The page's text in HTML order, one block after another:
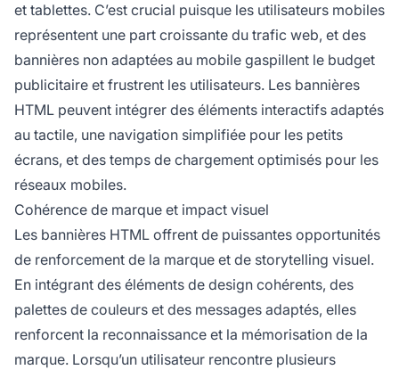
et tablettes. C’est crucial puisque les utilisateurs mobiles
représentent une part croissante du trafic web, et des
bannières non adaptées au mobile gaspillent le budget
publicitaire et frustrent les utilisateurs. Les bannières
HTML peuvent intégrer des éléments interactifs adaptés
au tactile, une navigation simplifiée pour les petits
écrans, et des temps de chargement optimisés pour les
réseaux mobiles.
Cohérence de marque et impact visuel
Les bannières HTML offrent de puissantes opportunités
de renforcement de la marque et de storytelling visuel.
En intégrant des éléments de design cohérents, des
palettes de couleurs et des messages adaptés, elles
renforcent la reconnaissance et la mémorisation de la
marque. Lorsqu’un utilisateur rencontre plusieurs